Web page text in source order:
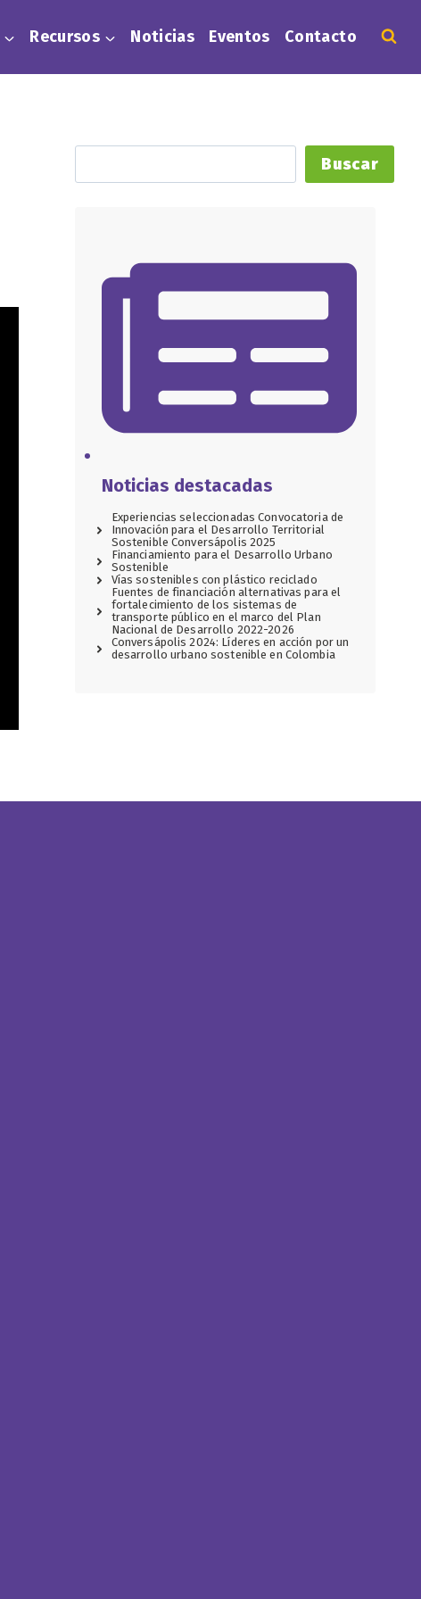
Recursos Noticias Eventos Contacto
Buscar
Noticias destacadas
Experiencias seleccionadas Convocatoria de
Innovación para el Desarrollo Territorial
Sostenible Conversápolis 2025
Financiamiento para el Desarrollo Urbano
Sostenible
Vías sostenibles con plástico reciclado
Fuentes de financiación alternativas para el
fortalecimiento de los sistemas de
transporte público en el marco del Plan
Nacional de Desarrollo 2022-2026
Conversápolis 2024: Líderes en acción por un
desarrollo urbano sostenible en Colombia